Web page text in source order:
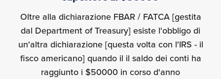
Oltre alla dichiarazione FBAR / FATCA [gestita
dal Department of Treasury] esiste l'obbligo di
un'altra dichiarazione [questa volta con l'IRS - il
fisco americano] quando il il saldo dei conti ha
raggiunto i $50000 in corso d'anno